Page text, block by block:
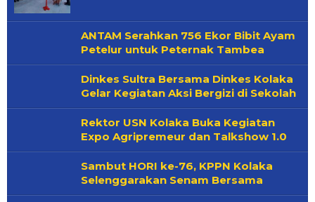
ANTAM Serahkan 756 Ekor Bibit Ayam
Petelur untuk Peternak Tambea
Dinkes Sultra Bersama Dinkes Kolaka
Gelar Kegiatan Aksi Bergizi di Sekolah
Rektor USN Kolaka Buka Kegiatan
Expo Agripremeur dan Talkshow 1.0
Sambut HORI ke-76, KPPN Kolaka
Selenggarakan Senam Bersama